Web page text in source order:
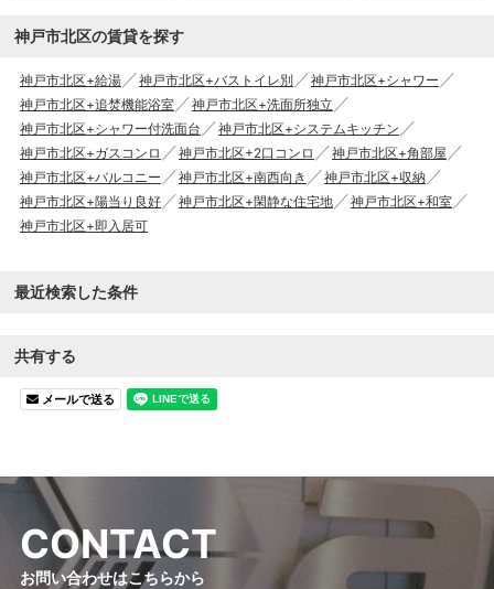
神戸市北区の賃貸を探す
神戸市北区+給湯 神戸市北区+バストイレ別
神戸市北区+シャワー
神戸市北区+追焚機能浴室
神戸市北区+洗面所独立
神戸市北区+シャワー付洗面台
神戸市北区+システムキッチン
神戸市北区+ガスコンロ
神戸市北区+2口コンロ
神戸市北区+角部屋
神戸市北区+バルコニー
神戸市北区+南西向き
神戸市北区+収納
神戸市北区+陽当り良好
神戸市北区+閑静な住宅地
神戸市北区+和室
神戸市北区+即入居可
最近検索した条件
共有する
メールで送る
CONTACT
お問い合わせはこちらから